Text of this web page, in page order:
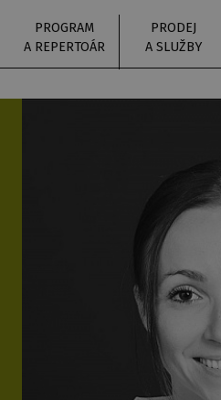
PROGRAM
A REPERTOÁR
PRODEJ
A SLUŽBY